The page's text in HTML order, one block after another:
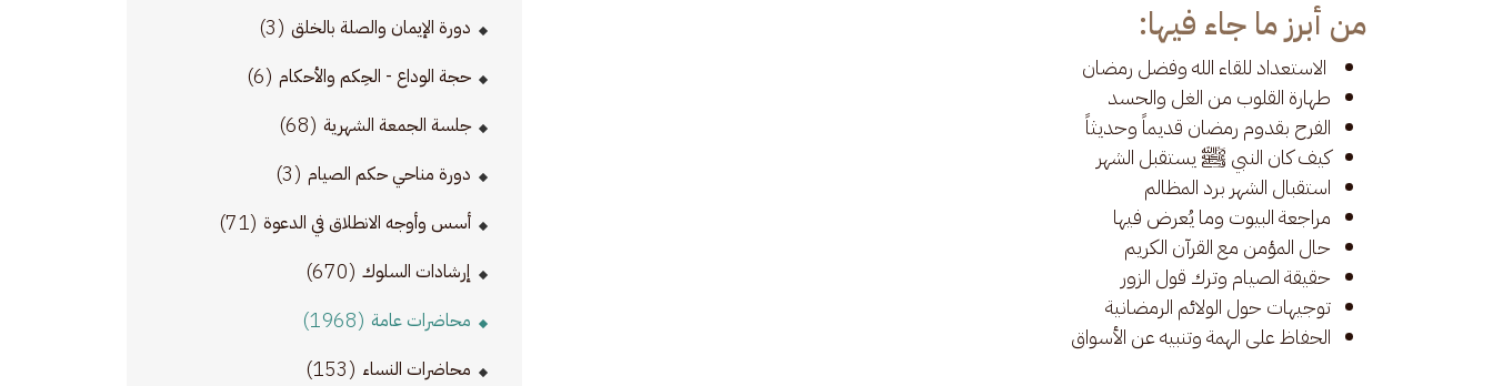
من أبرز ما جاء فيها:
الاستعداد للقاء الله وفضل رمضان
طهارة القلوب من الغل والحسد
الفرح بقدوم رمضان قديماً وحديثاً
كيف كان النبي ﷺ يستقبل الشهر
استقبال الشهر برد المظالم
مراجعة البيوت وما يُعرض فيها
حال المؤمن مع القرآن الكريم
حقيقة الصيام وترك قول الزور
توجيهات حول الولائم الرمضانية
الحفاظ على الهمة وتنبيه عن الأسواق
دورة الإيمان والصلة بالخلق (3)
حجة الوداع - الحِكم والأحكام (6)
جلسة الجمعة الشهرية (68)
دورة مناحي حكم الصيام (3)
أسس وأوجه الانطلاق في الدعوة (71)
إرشادات السلوك (670)
محاضرات عامة (1968)
محاضرات النساء (153)